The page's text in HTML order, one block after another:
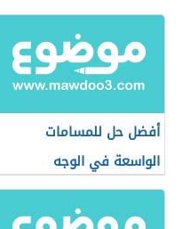
أفضل حل للمسامات
الواسعة في الوجه